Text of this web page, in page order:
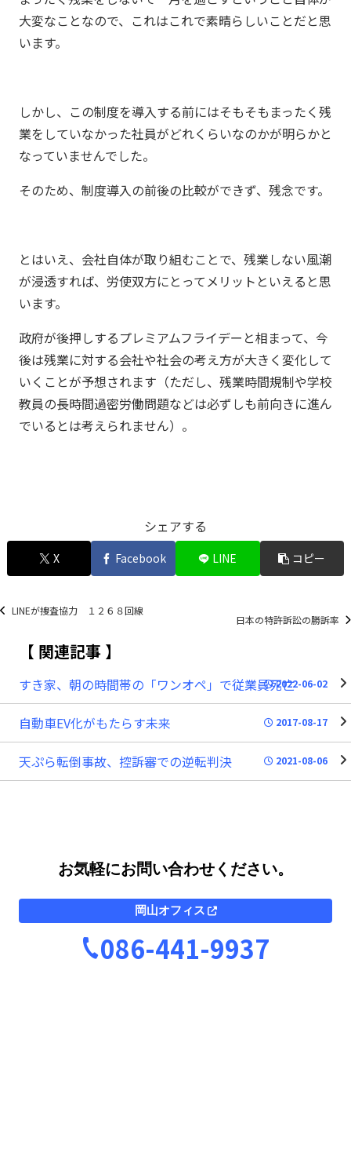
大変なことなので、これはこれで素晴らしいことだと思
います。
しかし、この制度を導入する前にはそもそもまったく残
業をしていなかった社員がどれくらいなのかが明らかと
なっていませんでした。
そのため、制度導入の前後の比較ができず、残念です。
とはいえ、会社自体が取り組むことで、残業しない風潮
が浸透すれば、労使双方にとってメリットといえると思
います。
政府が後押しするプレミアムフライデーと相まって、今
後は残業に対する会社や社会の考え方が大きく変化して
いくことが予想されます（ただし、残業時間規制や学校
教員の長時間過密労働問題などは必ずしも前向きに進ん
でいるとは考えられません）。
シェアする
X Facebook LINE コピー
LINEが捜査協力 １２６８回線
日本の特許訴訟の勝訴率
関連記事
すき家、朝の時間帯の「ワンオペ」で従業員死亡2022-06-02
自動車EV化がもたらす未来 2017-08-17
天ぷら転倒事故、控訴審での逆転判決 2021-08-06
お気軽にお問い合わせください。
岡山オフィス
086-441-9937